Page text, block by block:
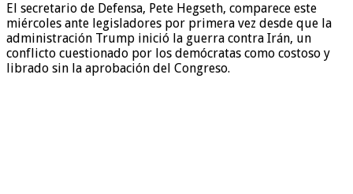
El secretario de Defensa, Pete Hegseth, comparece este
miércoles ante legisladores por primera vez desde que la
administración Trump inició la guerra contra Irán, un
conflicto cuestionado por los demócratas como costoso y
librado sin la aprobación del Congreso.